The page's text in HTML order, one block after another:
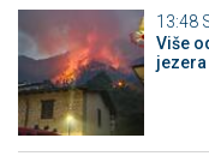
13:48
Više
jezera